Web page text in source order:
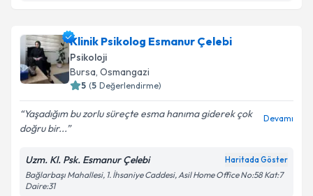
Takvim Talebini Gönder
Psk. Sümeyye Karacaiçin randevu takvimi talebi
oluşturun. Size bu uzmandan randevu almanız için bir
takvim hazırlandığında e-posta ile bilgilendireceğiz.
Kişisel verilerimin işlenmesine ilişkin
Aydınlatma
Metni'ni okudum ve kişisel verilerimin belirtilen
Klinik Psikolog Esmanur Çelebi
Psikoloji
Bursa, Osmangazi
5 (5 Değerlendirme)
Yaşadığım bu zorlu süreçte esma hanıma giderek çok
doğru bir...
Devamı
Uzm. Kl. Psk. Esmanur Çelebi Haritada Göster
Bağlarbaşı Mahallesi, 1. İhsaniye Caddesi, Asil Home Office No:58 Kat:7
Daire:31